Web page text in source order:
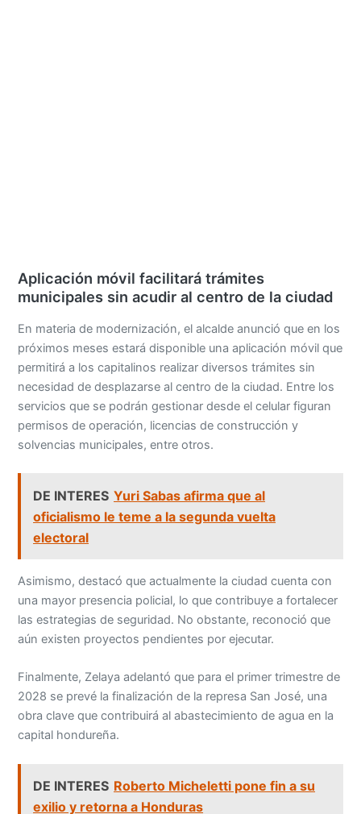
Aplicación móvil facilitará trámites
municipales sin acudir al centro de la ciudad
En materia de modernización, el alcalde anunció que en los
próximos meses estará disponible una aplicación móvil que
permitirá a los capitalinos realizar diversos trámites sin
necesidad de desplazarse al centro de la ciudad. Entre los
servicios que se podrán gestionar desde el celular figuran
permisos de operación, licencias de construcción y
solvencias municipales, entre otros.
DE INTERES Yuri Sabas afirma que al
oficialismo le teme a la segunda vuelta
electoral
Asimismo, destacó que actualmente la ciudad cuenta con
una mayor presencia policial, lo que contribuye a fortalecer
las estrategias de seguridad. No obstante, reconoció que
aún existen proyectos pendientes por ejecutar.
Finalmente, Zelaya adelantó que para el primer trimestre de
2028 se prevé la finalización de la represa San José, una
obra clave que contribuirá al abastecimiento de agua en la
capital hondureña.
DE INTERES Roberto Micheletti pone fin a su
exilio y retorna a Honduras